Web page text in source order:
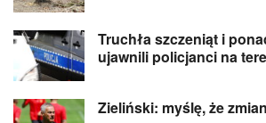
Truchła szczeniąt i
ujawnili policjanci na
Zieliński: myślę, że